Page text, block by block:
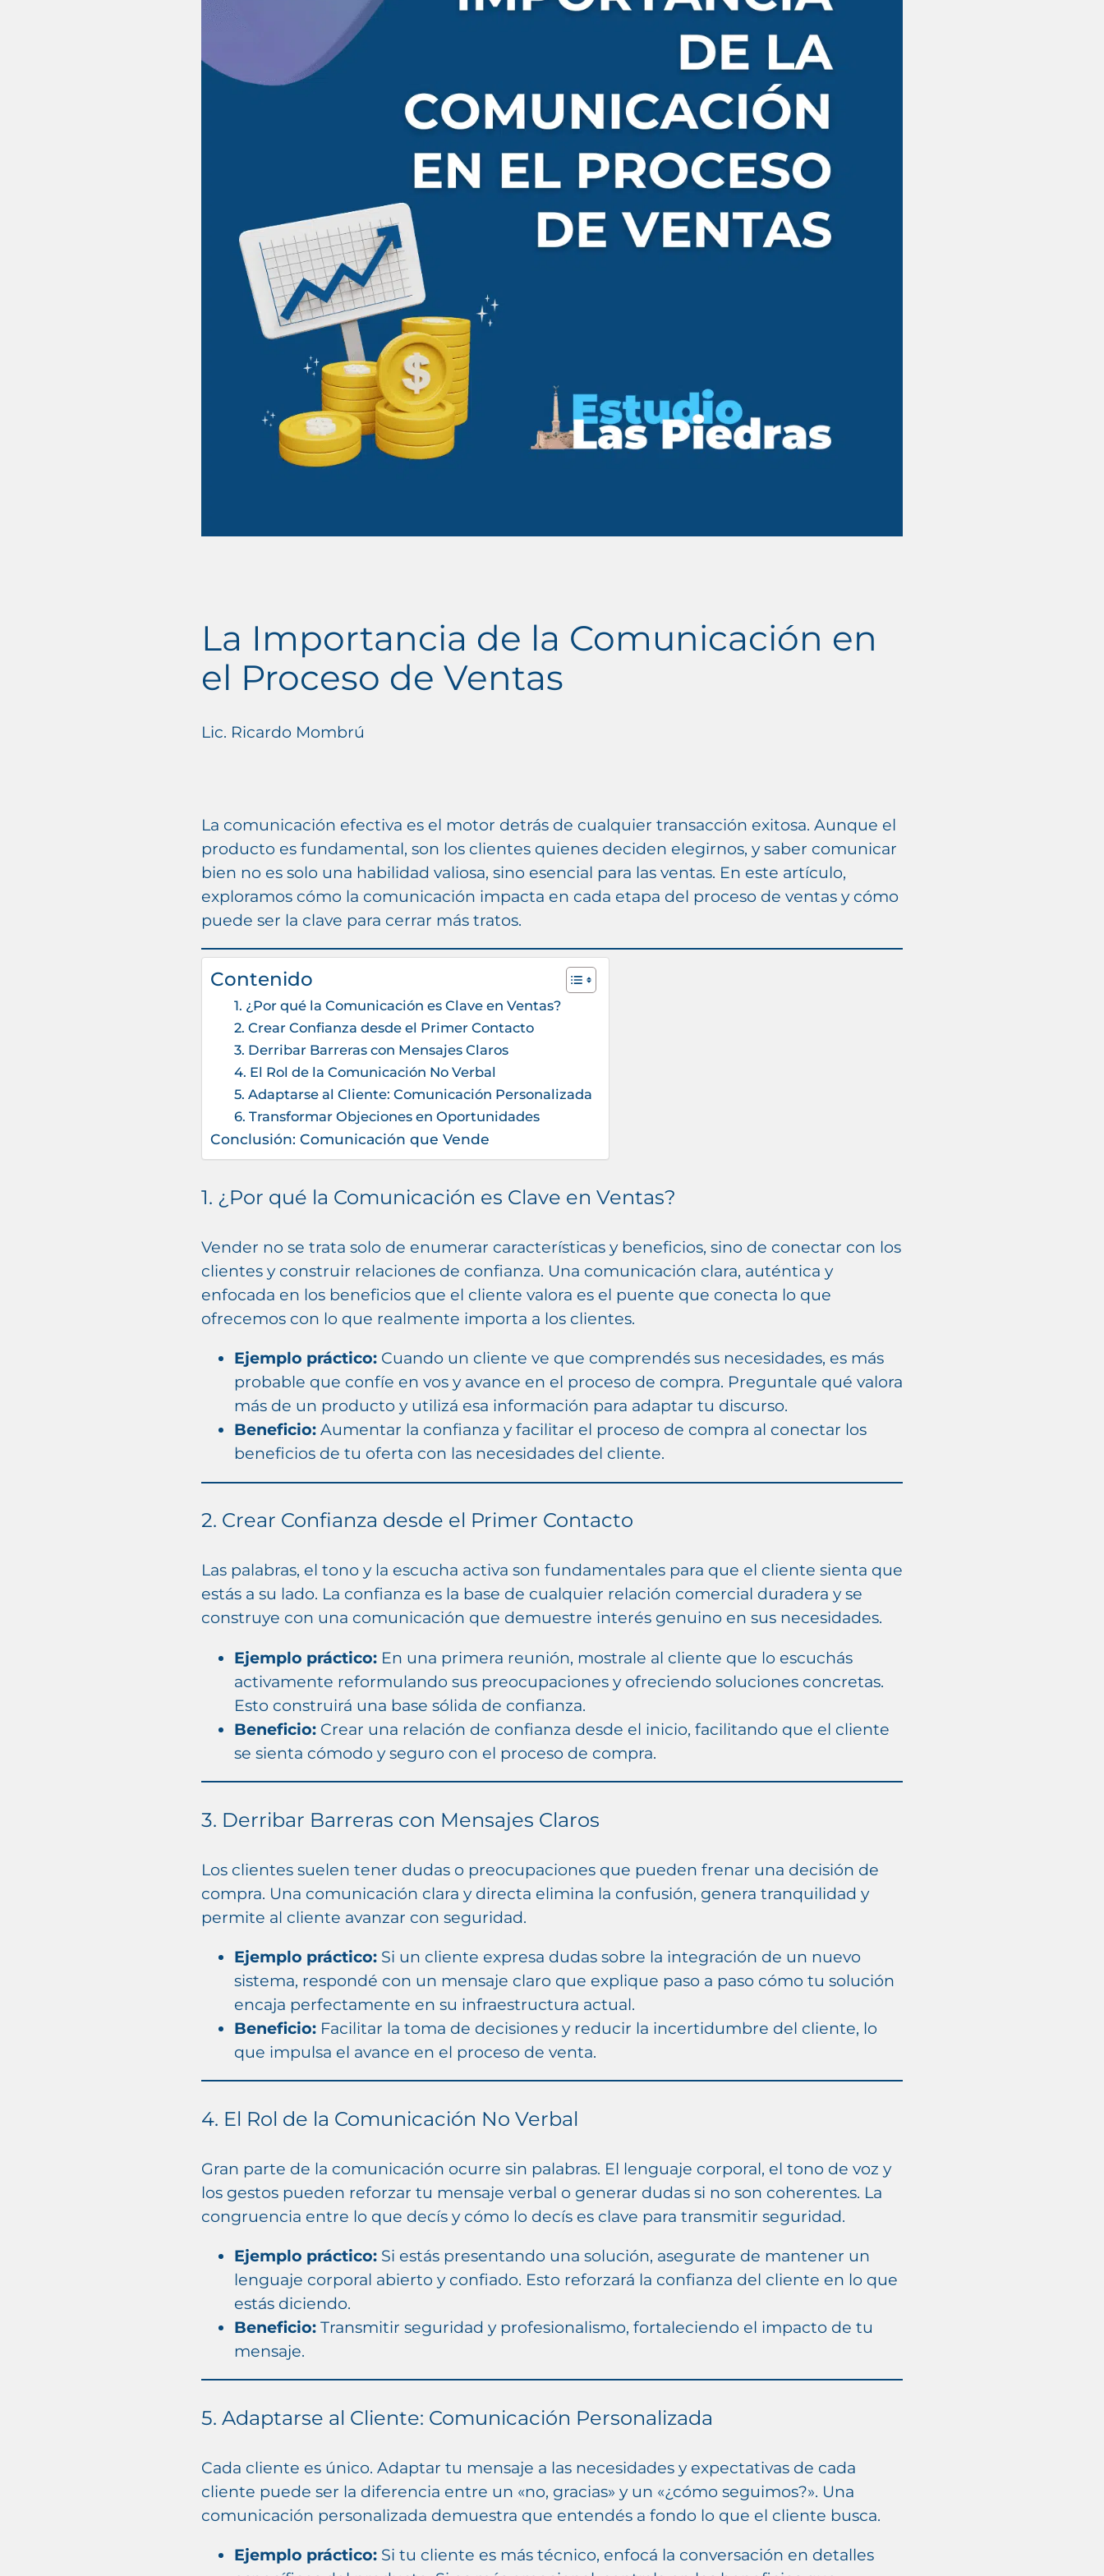
La Importancia de la Comunicación en
el Proceso de Ventas
Lic. Ricardo Mombrú
La comunicación efectiva es el motor detrás de cualquier transacción exitosa. Aunque el
producto es fundamental, son los clientes quienes deciden elegirnos, y saber comunicar
bien no es solo una habilidad valiosa, sino esencial para las ventas. En este artículo,
exploramos cómo la comunicación impacta en cada etapa del proceso de ventas y cómo
puede ser la clave para cerrar más tratos.
Contenido
1. ¿Por qué la Comunicación es Clave en Ventas?
2. Crear Confianza desde el Primer Contacto
3. Derribar Barreras con Mensajes Claros
4. El Rol de la Comunicación No Verbal
5. Adaptarse al Cliente: Comunicación Personalizada
6. Transformar Objeciones en Oportunidades
Conclusión: Comunicación que Vende
1. ¿Por qué la Comunicación es Clave en Ventas?
Vender no se trata solo de enumerar características y beneficios, sino de conectar con los
clientes y construir relaciones de confianza. Una comunicación clara, auténtica y
enfocada en los beneficios que el cliente valora es el puente que conecta lo que
ofrecemos con lo que realmente importa a los clientes.
Ejemplo práctico:Cuando un cliente ve que comprendés sus necesidades, es más
probable que confíe en vos y avance en el proceso de compra. Preguntale qué valora
más de un producto y utilizá esa información para adaptar tu discurso.
Beneficio:Aumentar la confianza y facilitar el proceso de compra al conectar los
beneficios de tu oferta con las necesidades del cliente.
2. Crear Confianza desde el Primer Contacto
Las palabras, el tono y la escucha activa son fundamentales para que el cliente sienta que
estás a su lado. La confianza es la base de cualquier relación comercial duradera y se
construye con una comunicación que demuestre interés genuino en sus necesidades.
Ejemplo práctico:En una primera reunión, mostrale al cliente que lo escuchás
activamente reformulando sus preocupaciones y ofreciendo soluciones concretas.
Esto construirá una base sólida de confianza.
Beneficio:Crear una relación de confianza desde el inicio, facilitando que el cliente
se sienta cómodo y seguro con el proceso de compra.
3. Derribar Barreras con Mensajes Claros
Los clientes suelen tener dudas o preocupaciones que pueden frenar una decisión de
compra. Una comunicación clara y directa elimina la confusión, genera tranquilidad y
permite al cliente avanzar con seguridad.
Ejemplo práctico:Si un cliente expresa dudas sobre la integración de un nuevo
sistema, respondé con un mensaje claro que explique paso a paso cómo tu solución
encaja perfectamente en su infraestructura actual.
Beneficio:Facilitar la toma de decisiones y reducir la incertidumbre del cliente, lo
que impulsa el avance en el proceso de venta.
4. El Rol de la Comunicación No Verbal
Gran parte de la comunicación ocurre sin palabras. El lenguaje corporal, el tono de voz y
los gestos pueden reforzar tu mensaje verbal o generar dudas si no son coherentes. La
congruencia entre lo que decís y cómo lo decís es clave para transmitir seguridad.
Ejemplo práctico:Si estás presentando una solución, asegurate de mantener un
lenguaje corporal abierto y confiado. Esto reforzará la confianza del cliente en lo que
estás diciendo.
Beneficio:Transmitir seguridad y profesionalismo, fortaleciendo el impacto de tu
mensaje.
5. Adaptarse al Cliente: Comunicación Personalizada
Cada cliente es único. Adaptar tu mensaje a las necesidades y expectativas de cada
cliente puede ser la diferencia entre un «no, gracias» y un «¿cómo seguimos?». Una
comunicación personalizada demuestra que entendés a fondo lo que el cliente busca.
Ejemplo práctico:Si tu cliente es más técnico, enfocá la conversación en detalles